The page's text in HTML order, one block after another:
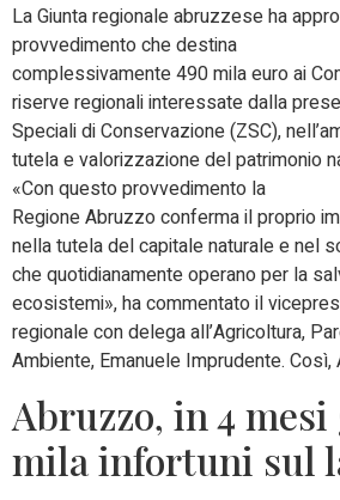
La Giunta regionale abruzzese ha
provvedimento che destina
complessivamente 490 mila euro ai
riserve regionali interessate dalla
Speciali di Conservazione (ZSC),
tutela e valorizzazione del patrimonio
«Con questo provvedimento la
Regione Abruzzo conferma il proprio
nella tutela del capitale naturale e nel
che quotidianamente operano per la
ecosistemi», ha commentato il
regionale con delega all’Agricoltura,
Ambiente, Emanuele Imprudente. Così,
Abruzzo, in 4 mesi
mila infortuni sul